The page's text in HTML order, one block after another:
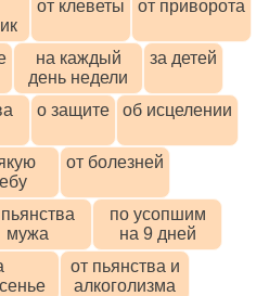
от клеветы от приворота
на каждый
день недели
за детей
о защите об исцелении
от болезней
мужа
по усопшим
на 9 дней
от пьянства и
алкоголизма